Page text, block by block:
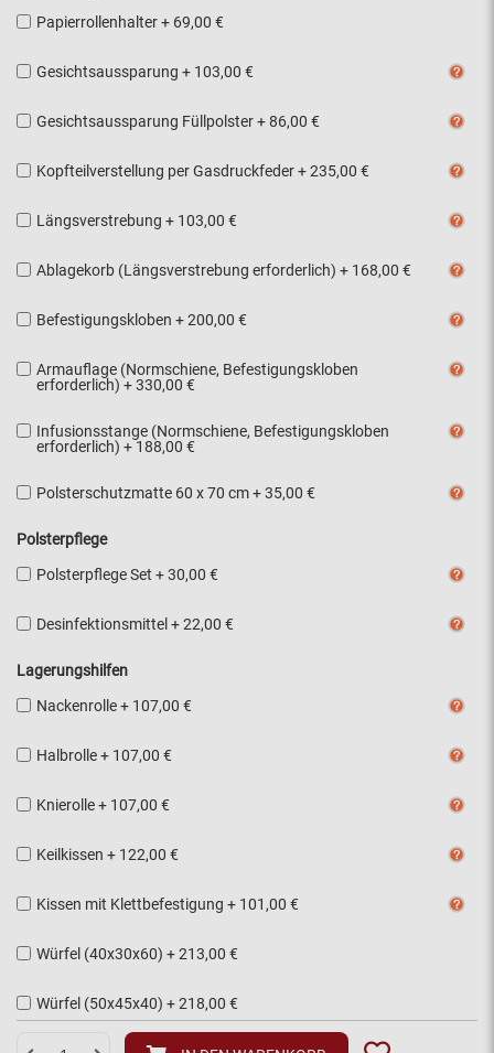
Papierrollenhalter+ 69,00 €
Gesichtsaussparung + 103,00 €
Gesichtsaussparung Füllpolster+86,00 €
Kopfteilverstellung per Gasdruckfeder+235,00 €
Längsverstrebung + 103,00 €
Ablagekorb (Längsverstrebung erforderlich) + 168,00 €
Befestigungskloben +200,00 €
Armauflage (Normschiene, Befestigungskloben
erforderlich) +330,00 €
Infusionsstange (Normschiene, Befestigungskloben
erforderlich) + 188,00 €
Polsterschutzmatte 60 x 70 cm+35,00 €
Polsterpflege
Polsterpflege Set +30,00 €
Desinfektionsmittel +22,00 €
Lagerungshilfen
Nackenrolle+ 107,00 €
Halbrolle+ 107,00 €
Knierolle+ 107,00 €
Keilkissen + 122,00 €
Kissen mit Klettbefestigung + 101,00 €
Würfel (40x30x60) +213,00 €
Würfel (50x45x40) +218,00 €